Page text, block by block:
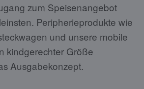
zum Speisenangebot
Peripherieprodukte wie
und unsere mobile
kindgerechter Größe
Ausgabekonzept.